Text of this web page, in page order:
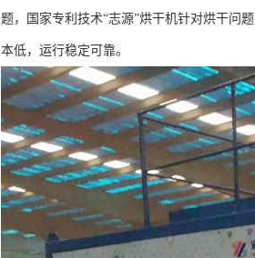
题，国家专利技术“志源”烘干机针对烘干问
本低，运行稳定可靠。